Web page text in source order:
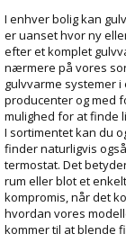
I enhver bolig kan
er uanset hvor ny
efter et komplet
nærmere på vores
gulvvarme systemer
producenter og med
mulighed for at finde
I sortimentet kan du
finder naturligvis
termostat. Det
rum eller blot et
kompromis, når det
hvordan vores
kommer til at blende